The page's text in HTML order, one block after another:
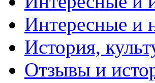
Интересные и
История,
Отзывы и